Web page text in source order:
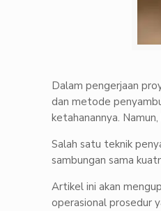
Dalam pengerjaan
dan metode
ketahanannya.
Salah satu teknik
sambungan sama
Artikel ini akan
operasional prosedur